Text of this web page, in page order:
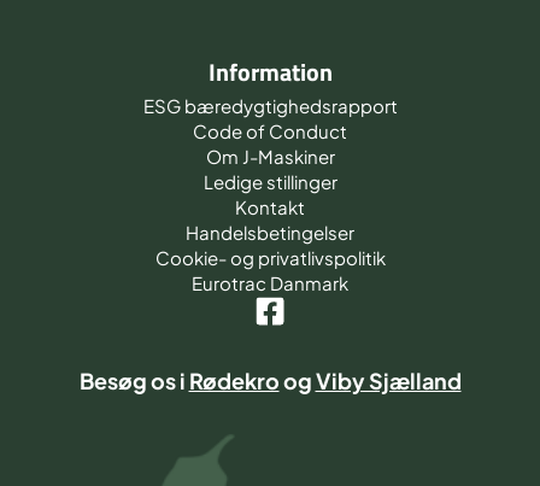
Information
ESG bæredygtighedsrapport
Code of Conduct
Om J-Maskiner
Ledige stillinger
Kontakt
Handelsbetingelser
Cookie- og privatlivspolitik
Eurotrac Danmark
Besøg os i RødekroogViby Sjælland